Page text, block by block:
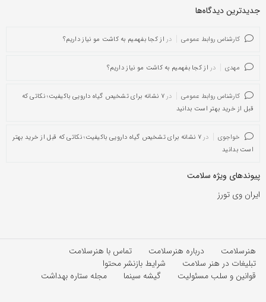
جدیدترین دیدگاه‌‌ها
کارشناس روابط عمومی در از کجا بفهمیم به کاشت مو نیاز داریم؟
مهدی در از کجا بفهمیم به کاشت مو نیاز داریم؟
کارشناس روابط عمومی در
۷ نشانه برای تشخیص گیاه دارویی باکیفیت؛ نکاتی که
قبل از خرید بهتر است بدانید
خواجوی در
۷ نشانه برای تشخیص گیاه دارویی باکیفیت؛ نکاتی که قبل از خرید بهتر
است بدانید
پیوندهای ویژه سلامت
ایران وی تورز
هنرسلامت درباره هنرسلامت
تماس با هنرسلامت
تبلیغات در هنر سلامت
شرایط بازنشر محتوا
قوانین و سلب مسئولیت
گیشه سینما مجله ستاره بهداشت